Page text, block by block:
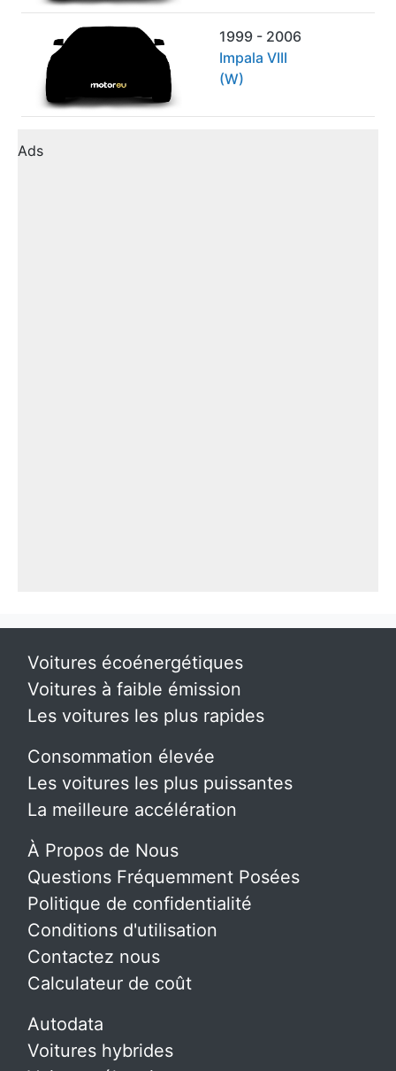
1999 - 2006
Impala VIII
(W)
Ads
Voitures écoénergétiques
Voitures à faible émission
Les voitures les plus rapides
Consommation élevée
Les voitures les plus puissantes
La meilleure accélération
À Propos de Nous
Questions Fréquemment Posées
Politique de confidentialité
Conditions d'utilisation
Contactez nous
Calculateur de coût
Autodata
Voitures hybrides